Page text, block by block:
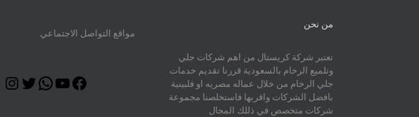
من نحن
تعتبر شركة كريستال من اهم شركات جلي
وتلميع الرخام بالسعودية قررنا تقديم خدمات
جلي الرخام من خلال عماله مصريه او فلبينية
بافضل الشركات واقربها فاستخلصنا مجموعة
شركات متخصص في ذللك المجال
مواقع التواصل الاجتماعي
Facebook
YouTube
WhatsApp
Twitter